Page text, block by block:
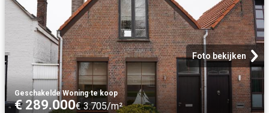
Foto bekijken
Geschakelde Woning·te koop
€ 289.000€ 3.705/m²